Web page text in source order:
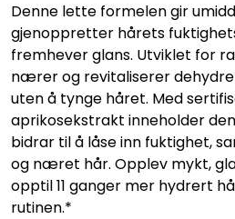
Denne lette formelen gir
gjenoppretter hårets
fremhever glans. Utviklet for
nærer og revitaliserer
uten å tynge håret. Med
aprikosekstrakt inneholder
bidrar til å låse inn fuktighet,
og næret hår. Opplev mykt,
opptil 11 ganger mer hydrert
rutinen.*